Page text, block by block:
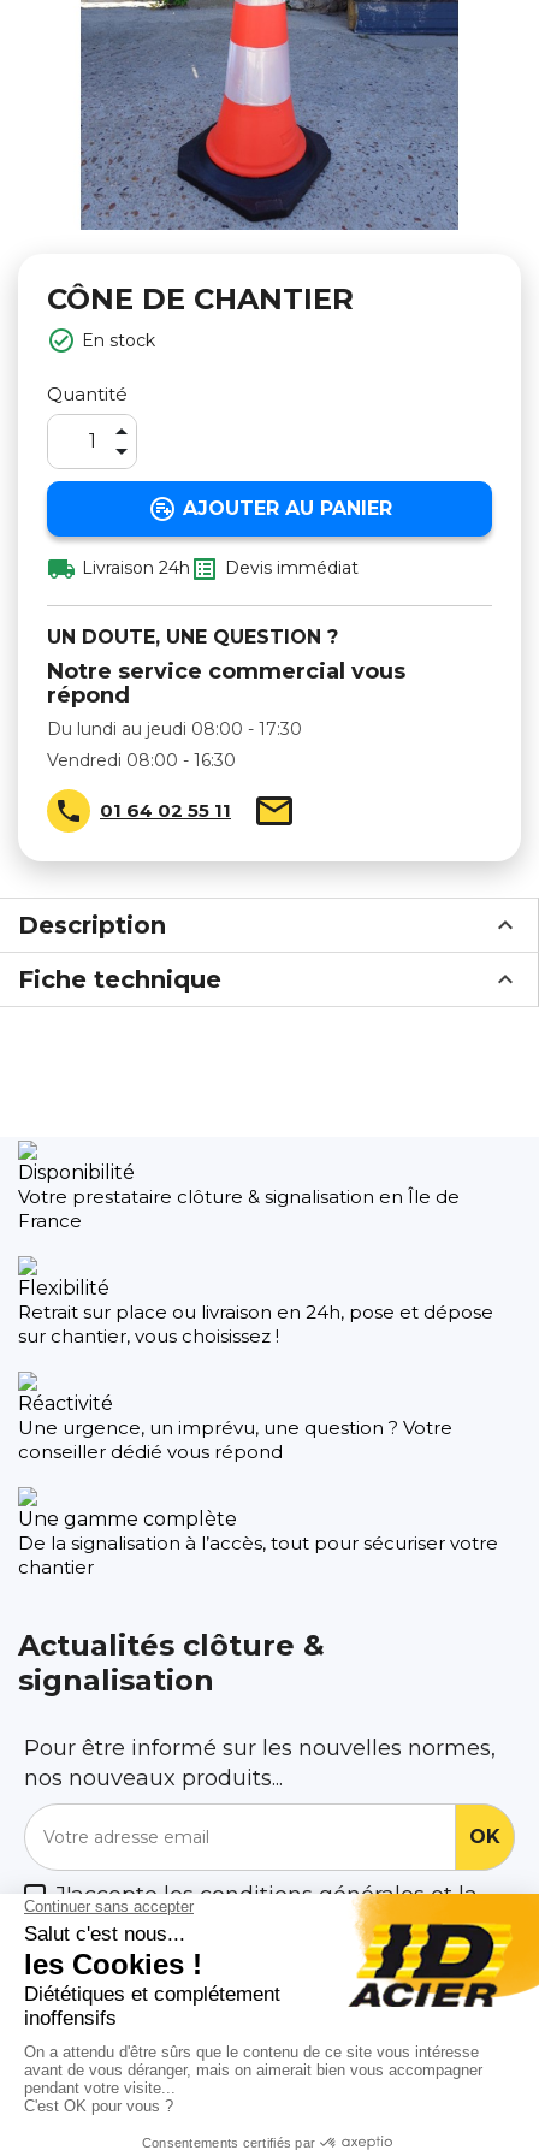
CÔNE DE CHANTIER
 En stock
Quantité


 AJOUTER AU PANIER
 Livraison 24h  Devis immédiat
UN DOUTE, UNE QUESTION ?
Notre service commercial vous
répond
Du lundi au jeudi 08:00 - 17:30
Vendredi 08:00 - 16:30
 01 64 02 55 11
Description
Fiche technique
Disponibilité
Votre prestataire clôture & signalisation en Île de
France
Flexibilité
Retrait sur place ou livraison en 24h, pose et dépose
sur chantier, vous choisissez !
Réactivité
Une urgence, un imprévu, une question ? Votre
conseiller dédié vous répond
Une gamme complète
De la signalisation à l’accès, tout pour sécuriser votre
chantier
Actualités clôture &
signalisation
Pour être informé sur les nouvelles normes,
nos nouveaux produits...
J'accepte les conditions générales et la
politique de confidentialité
Nos Produits 
Notre société
ID Acier